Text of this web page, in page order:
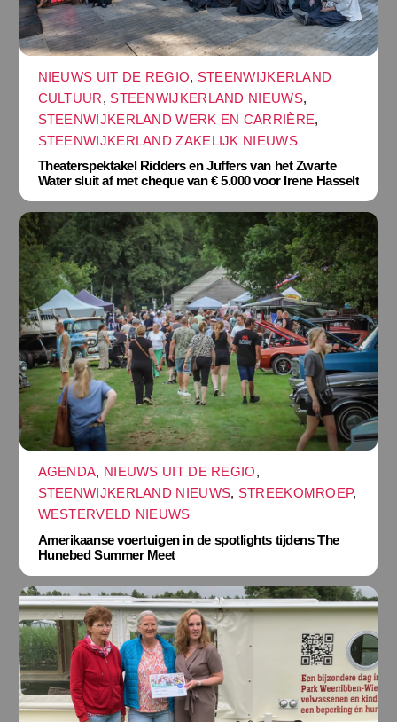
NIEUWS UIT DE REGIO, STEENWIJKERLAND
CULTUUR, STEENWIJKERLAND NIEUWS,
STEENWIJKERLAND WERK EN CARRIÈRE,
STEENWIJKERLAND ZAKELIJK NIEUWS
Theaterspektakel Ridders en Juffers van het Zwarte
Water sluit af met cheque van € 5.000 voor Irene Hasselt
AGENDA, NIEUWS UIT DE REGIO,
STEENWIJKERLAND NIEUWS, STREEKOMROEP,
WESTERVELD NIEUWS
Amerikaanse voertuigen in de spotlights tijdens The
Hunebed Summer Meet